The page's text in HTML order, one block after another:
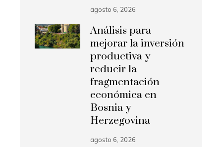
agosto 6, 2026
Análisis para
mejorar la inversión
productiva y
reducir la
fragmentación
económica en
Bosnia y
Herzegovina
agosto 6, 2026